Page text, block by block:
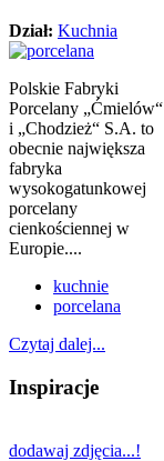
Dział: Kuchnia
Polskie Fabryki
Porcelany „Ćmielów“
i „Chodzież“ S.A. to
obecnie największa
fabryka
wysokogatunkowej
porcelany
cienkościennej w
Europie....
kuchnie
porcelana
Czytaj dalej...
Inspiracje
dodawaj zdjęcia...!